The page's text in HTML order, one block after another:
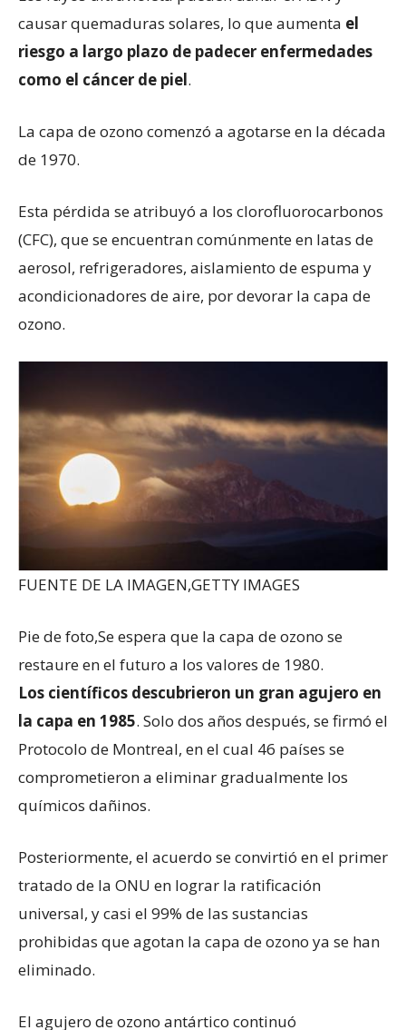
causar quemaduras solares, lo que aumenta el
riesgo a largo plazo de padecer enfermedades
como el cáncer de piel.
La capa de ozono comenzó a agotarse en la década
de 1970.
Esta pérdida se atribuyó a los clorofluorocarbonos
(CFC), que se encuentran comúnmente en latas de
aerosol, refrigeradores, aislamiento de espuma y
acondicionadores de aire, por devorar la capa de
ozono.
FUENTE DE LA IMAGEN,GETTY IMAGES
Pie de foto,Se espera que la capa de ozono se
restaure en el futuro a los valores de 1980.
Los científicos descubrieron un gran agujero en
la capa en 1985. Solo dos años después, se firmó el
Protocolo de Montreal, en el cual 46 países se
comprometieron a eliminar gradualmente los
químicos dañinos.
Posteriormente, el acuerdo se convirtió en el primer
tratado de la ONU en lograr la ratificación
universal, y casi el 99% de las sustancias
prohibidas que agotan la capa de ozono ya se han
eliminado.
El agujero de ozono antártico continuó